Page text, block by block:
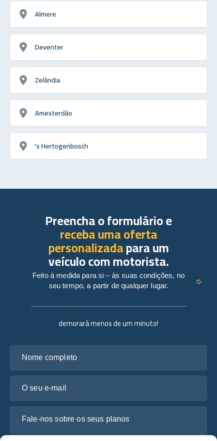
Almere
Deventer
Zelândia
Amesterdão
's Hertogenbosch
demorará menos de um minuto!
Preencha o formulário e
receba uma oferta
personalizadapara um
veículo com motorista.
Feito à medida para si – às suas condições, no
seu tempo, a partir de qualquer lugar.